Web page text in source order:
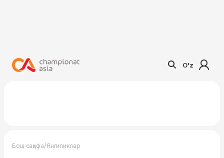
O'z
Бош саҳифа/Янгиликлар